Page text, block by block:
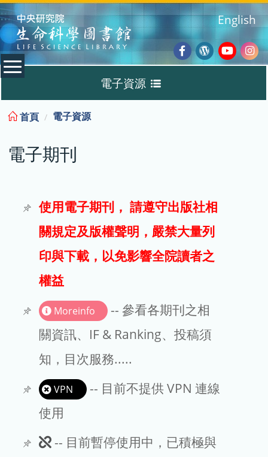
:::
Facebook
Wordpress
English
電子資源
電子期刊
試用
文章處理費
EndNote
首頁 電子資源
電子期刊
使用電子期刊， 請遵守出版社相
關規定及版權聲明，嚴禁大量列
印與下載，以免影響全院讀者之
權益
Moreinfo
-- 參看各期刊之相
關資訊、IF & Ranking、投稿須
知，目次服務.....
VPN
-- 目前不提供 VPN 連線
使用
此
-- 目前暫停使用中，已積極與